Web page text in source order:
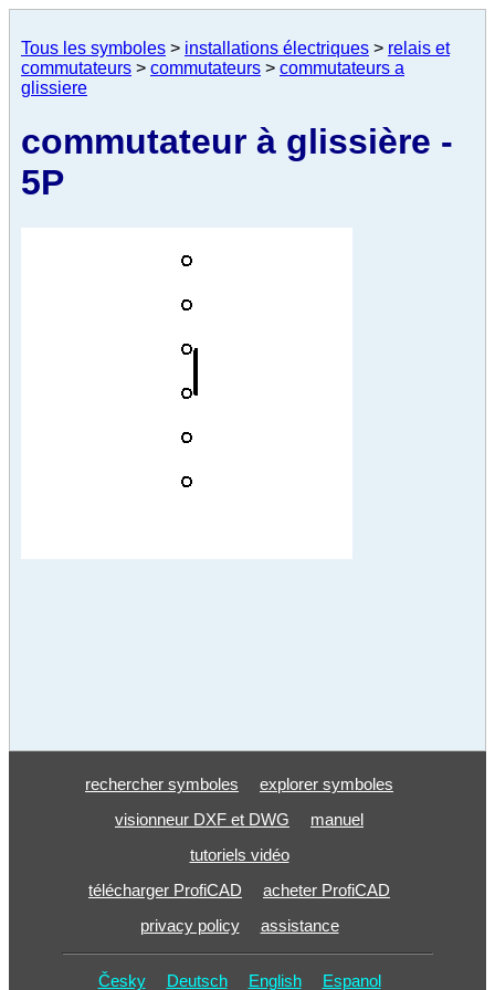
Tous les symboles > installations électriques > relais et
commutateurs > commutateurs > commutateurs a
glissiere
commutateur à glissière -
5P
rechercher symboles
explorer symboles
visionneur DXF et DWG
manuel
tutoriels vidéo
télécharger ProfiCAD
acheter ProfiCAD
privacy policy
assistance
Česky Deutsch English Espanol